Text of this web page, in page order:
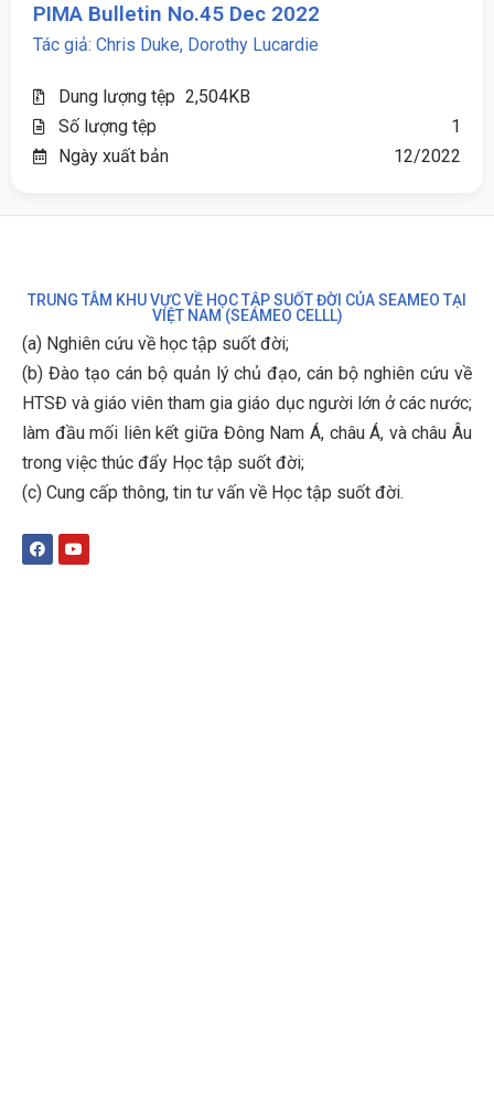
PIMA Bulletin No.45 Dec 2022
Tác giả: Chris Duke, Dorothy Lucardie
Dung lượng tệp 2,504KB
Số lượng tệp
1
Ngày xuất bản
12/2022
TRUNG TÂM KHU VỰC VỀ HỌC TẬP SUỐT ĐỜI CỦA SEAMEO TẠI
VIỆT NAM (SEAMEO CELLL)
(a) Nghiên cứu về học tập suốt đời;
(b) Đào tạo cán bộ quản lý chủ đạo, cán bộ nghiên cứu về
HTSĐ và giáo viên tham gia giáo dục người lớn ở các nước;
làm đầu mối liên kết giữa Đông Nam Á, châu Á, và châu Âu
trong việc thúc đẩy Học tập suốt đời;
(c) Cung cấp thông, tin tư vấn về Học tập suốt đời.